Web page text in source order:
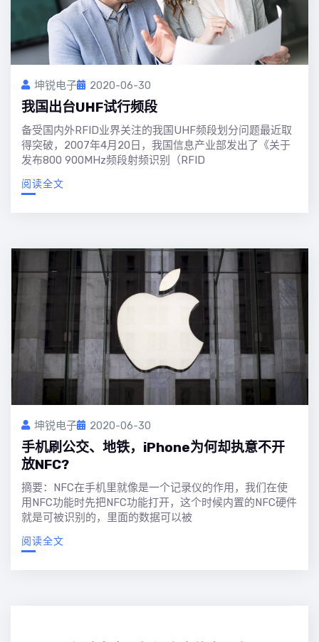
坤锐电子 2020-06-30
我国出台UHF试行频段
备受国内外RFID业界关注的我国UHF频段划分问题最近取
得突破，2007年4月20日，我国信息产业部发出了《关于
发布800 900MHz频段射频识别（RFID
阅读全文
坤锐电子 2020-06-30
手机刷公交、地铁，iPhone为何却执意不开
放NFC?
摘要：NFC在手机里就像是一个记录仪的作用，我们在使
用NFC功能时先把NFC功能打开，这个时候内置的NFC硬件
就是可被识别的，里面的数据可以被
阅读全文